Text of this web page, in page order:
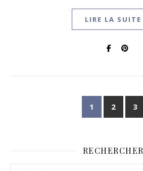
LIRE LA SUITE
1 2 3
RECHERCHER